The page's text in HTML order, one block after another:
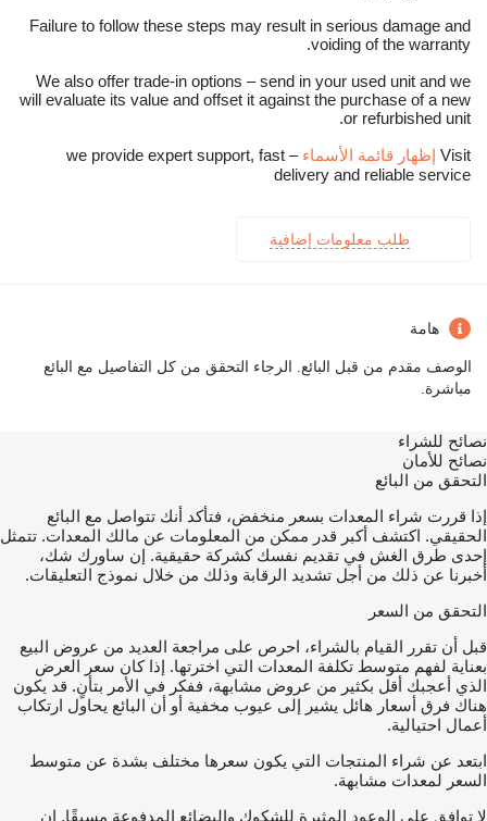
Failure to follow these steps may result in serious damage and
voiding of the warranty.
We also offer trade-in options – send in your used unit and we
will evaluate its value and offset it against the purchase of a new
or refurbished unit.
Visit إظهار قائمة الأسماء
– we provide expert support, fast
delivery and reliable service
طلب معلومات إضافية
هامة
الوصف مقدم من قبل البائع. الرجاء التحقق من كل التفاصيل مع البائع
مباشرة.
نصائح للشراء
نصائح للأمان
التحقق من البائع
إذا قررت شراء المعدات بسعر منخفض، فتأكد أنك تتواصل مع البائع
الحقيقي. اكتشف أكبر قدر ممكن من المعلومات عن مالك المعدات. تتمثل
إحدى طرق الغش في تقديم نفسك كشركة حقيقية. إن ساورك شك،
أخبرنا عن ذلك من أجل تشديد الرقابة وذلك من خلال نموذج التعليقات.
التحقق من السعر
قبل أن تقرر القيام بالشراء، احرص على مراجعة العديد من عروض البيع
بعناية لفهم متوسط تكلفة المعدات التي اخترتها. إذا كان سعر العرض
الذي أعجبك أقل بكثير من عروض مشابهة، ففكر في الأمر بتأنٍ. قد يكون
هناك فرق أسعار هائل يشير إلى عيوب مخفية أو أن البائع يحاول ارتكاب
أعمال احتيالية.
ابتعد عن شراء المنتجات التي يكون سعرها مختلف بشدة عن متوسط
السعر لمعدات مشابهة.
لا توافق على الوعود المثيرة للشكوك والبضائع المدفوعة مسبقًا. إن